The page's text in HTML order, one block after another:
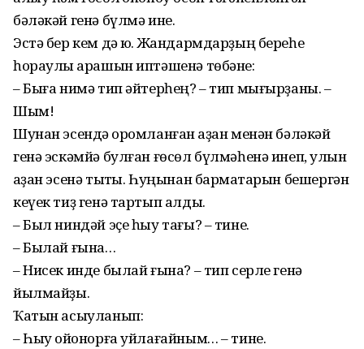
бәләкәй генә бүлмә ине.
Эстә бер кем дә юҡ. Жандармдарҙың береһе
һораулы ҡарашын иптәшенә төбәне:
– Быға нимә тип әйтерһең? – тип мығырҙаны. –
Шым!
Шунан эсендә ҡоромланған ҡаҙан менән бәләкәй
генә эскәмйә булған ғөсөл бүлмәһенә инеп, ҡулын
ҡаҙан эсенә тыҡты. Һуңынан бармаҡтарын бешергән
кеүек тиҙ генә тартып алды.
– Был ниндәй эҫе һыу тағы? – тине.
– Былай ғына…
– Нисек инде былай ғына? – тип серле генә
йылмайҙы.
Ҡатын асыуланып:
– Һыу ҡойонорға уйлағайным… – тине.